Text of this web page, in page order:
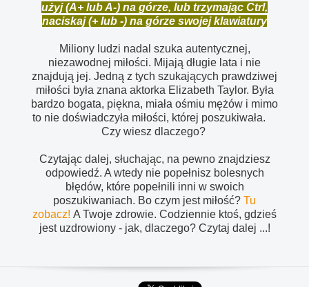
użyj (A+ lub A-) na górze, lub trzymając Ctrl,
naciskaj (+ lub -) na górze swojej klawiatury
Miliony ludzi nadal szuka autentycznej,
niezawodnej miłości. Mijają długie lata i nie
znajdują jej. Jedną z tych szukających prawdziwej
miłości była znana aktorka Elizabeth Taylor. Była
bardzo bogata, piękna, miała ośmiu mężów i mimo
to nie doświadczyła miłości, której poszukiwała.
Czy wiesz dlaczego?
Czytając dalej, słuchając, na pewno znajdziesz
odpowiedź. A wtedy nie popełnisz bolesnych
błędów, które popełnili inni w swoich
poszukiwaniach. Bo czym jest miłość? Tu
zobacz! A Twoje zdrowie. Codziennie ktoś, gdzieś
jest uzdrowiony - jak, dlaczego? Czytaj dalej ...!